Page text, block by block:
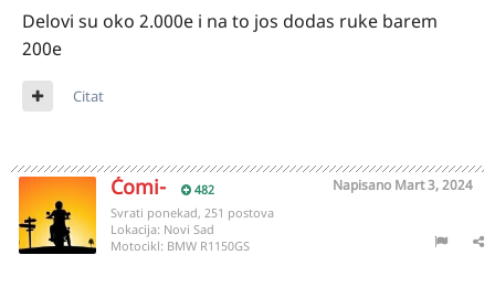
Delovi su oko 2.000e i na to jos dodas ruke barem
200e
Citat
Ćomi- 482 Napisano Mart 3, 2024
Svrati ponekad, 251 postova
Lokacija: Novi Sad
Motocikl: BMW R1150GS